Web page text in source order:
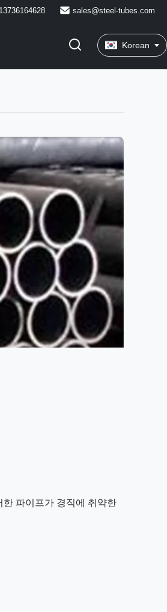
sales@steel-tubes.com
Korean
파이프가 경직에 취약한